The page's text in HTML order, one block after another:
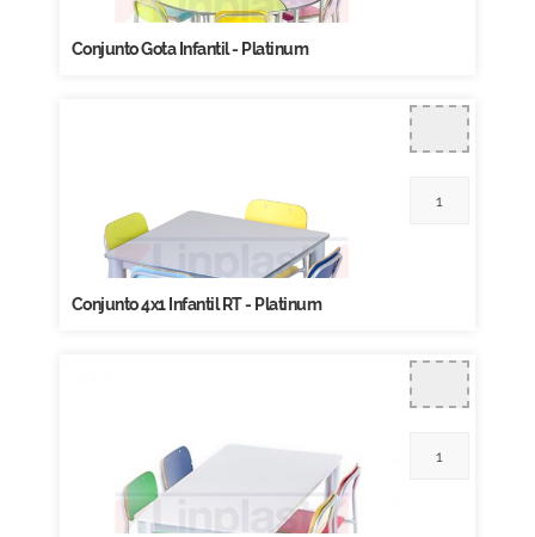
Conjunto Gota Infantil - Platinum
Conjunto 4x1 Infantil RT - Platinum